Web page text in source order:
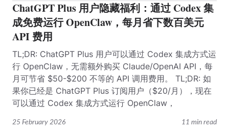
25 February 2026 11 min read
ChatGPT Plus 用户隐藏福利：通过 Codex 集
成免费运行 OpenClaw，每月省下数百美元
API 费用
TL;DR: ChatGPT Plus 用户可以通过 Codex 集成方式运
行 OpenClaw，无需额外购买 Claude/OpenAI API，每
月可节省 $50-$200 不等的 API 调用费用。 TL;DR: 如
果你已经是 ChatGPT Plus 订阅用户（$20/月），现在
可以通过 Codex 集成方式运行 OpenClaw，